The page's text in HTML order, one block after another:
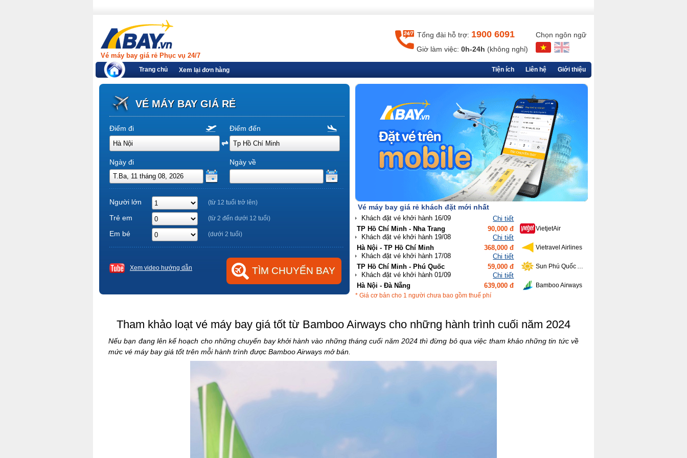
Vé máy bay giá rẻ Phục vụ 24/7
Tổng đài hỗ trợ: 1900 6091
Giờ làm việc: 0h-24h (không nghỉ)
Chọn ngôn ngữ
Trang chủ Xem lại đơn hàng Giới thiệu
Liên hệ
Tiện ích
VÉ MÁY BAY GIÁ RẺ
Điểm đi Điểm đến
Ngày đi Ngày về
Người lớn (từ 12 tuổi trở lên)
Trẻ em (từ 2 đến dưới 12 tuổi)
Em bé (dưới 2 tuổi)
Xem video hướng dẫn
Vé máy bay giá rẻ khách đặt mới nhất
TP Hồ Chí Minh - Nha Trang 90,000 đ
Chi tiết
VietjetAir
Hà Nội - TP Hồ Chí Minh 368,000 đ
Chi tiết
Vietravel Airlines
TP Hồ Chí Minh - Phú Quốc 59,000 đ
Chi tiết
Sun Phú Quốc Airways
Hà Nội - Đà Nẵng 639,000 đ
Chi tiết
Bamboo Airways
* Giá cơ bản cho 1 người chưa bao gồm thuế phí
Tham khảo loạt vé máy bay giá tốt từ Bamboo Airways cho những hành trình cuối năm 2024
Nếu bạn đang lên kế hoạch cho những chuyến bay khởi hành vào những tháng cuối năm 2024 thì đừng bỏ qua việc tham khảo những tin tức về
mức vé máy bay giá tốt trên mỗi hành trình được Bamboo Airways mở bán.